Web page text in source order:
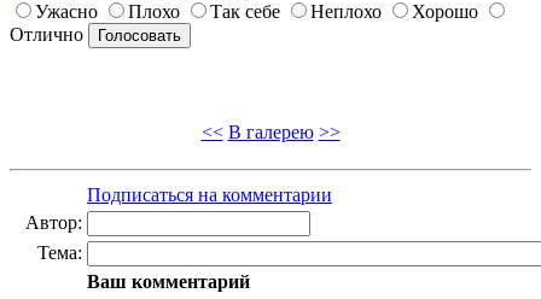
Ужасно
Плохо Так себе Неплохо
Хорошо
Отлично
<< В галерею >>
Подписаться на комментарии
Автор:
Тема:
Ваш комментарий